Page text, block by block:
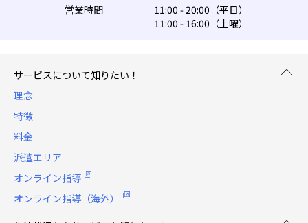
営業時間
11:00 - 20:00（平日）
11:00 - 16:00（土曜）
サービスについて知りたい！
理念
特徴
料金
派遣エリア
オンライン指導
オンライン指導（海外）